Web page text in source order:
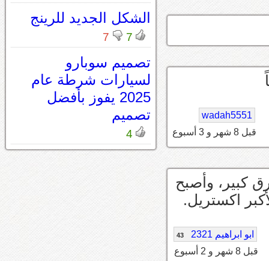
wadah5551
قبل 8 شهر و 3 أسبوع
كبير، وأصبح
اكستريل.
ابو ابراهيم 2321 43
قبل 8 شهر و 2 أسبوع
الشكل الجديد للرينج
7
7
تصميم سوبارو
لسيارات شرطة عام
2025 يفوز بأفضل
تصميم
4